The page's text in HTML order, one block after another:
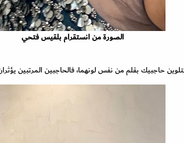
من انستقرام بلقيس فتحي